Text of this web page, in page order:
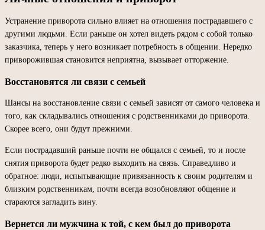
Устранение приворота сильно влияет на отношения пострадавшего с
другими людьми. Если раньше он хотел видеть рядом с собой только
заказчика, теперь у него возникает потребность в общении. Нередко
приворожившая становится неприятна, вызывает отторжение.
Восстановятся ли связи с семьей
Шансы на восстановление связи с семьей зависят от самого человека и
того, как складывались отношения с родственниками до приворота.
Скорее всего, они будут прежними.
Если пострадавший раньше почти не общался с семьей, то и после
снятия приворота будет редко выходить на связь. Справедливо и
обратное: люди, испытывающие привязанность к своим родителям и
близким родственникам, почти всегда возобновляют общение и
стараются загладить вину.
Вернется ли мужчина к той, с кем был до приворота